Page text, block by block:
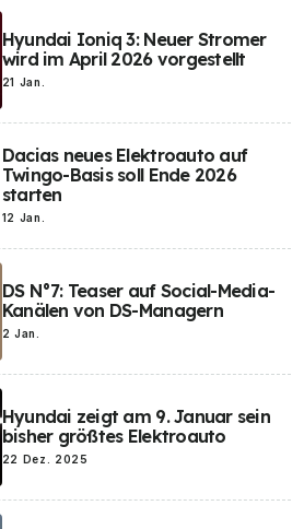
Hyundai Ioniq 3: Neuer Stromer
wird im April 2026 vorgestellt
21 Jan.
Dacias neues Elektroauto auf
Twingo-Basis soll Ende 2026
starten
12 Jan.
DS N°7: Teaser auf Social-Media-
Kanälen von DS-Managern
2 Jan.
Hyundai zeigt am 9. Januar sein
bisher größtes Elektroauto
22 Dez. 2025